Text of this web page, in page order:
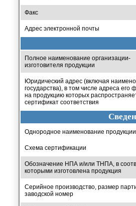
Факс
Адрес электронной почты
Полное наименование организации-
изготовителя продукции
Юридический адрес (включая
государства), в том числе адреса его
на продукцию которых
сертификат соответствия
Однородное наименование продукции
Схема сертификации
Обозначение НПА и/или ТНПА, в
которыми изготовлена продукция
Серийное производство, размер
заводской номер